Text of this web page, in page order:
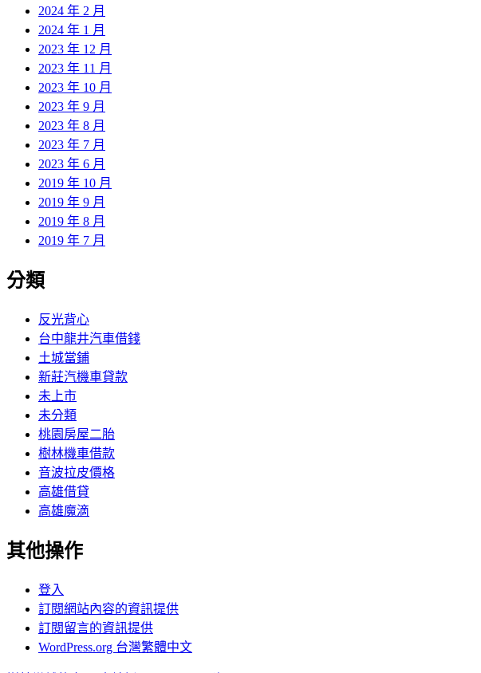
2024 年 2 月
2024 年 1 月
2023 年 12 月
2023 年 11 月
2023 年 10 月
2023 年 9 月
2023 年 8 月
2023 年 7 月
2023 年 6 月
2019 年 10 月
2019 年 9 月
2019 年 8 月
2019 年 7 月
分類
反光背心
台中龍井汽車借錢
土城當鋪
新莊汽機車貸款
未上市
未分類
桃園房屋二胎
樹林機車借款
音波拉皮價格
高雄借貸
高雄魔滴
其他操作
登入
訂閱網站內容的資訊提供
訂閱留言的資訊提供
WordPress.org 台灣繁體中文